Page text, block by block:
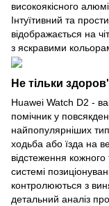
високоякісного
Інтуїтивний та
відображається на
з яскравими
Не тільки
Huawei Watch D2 -
помічник у
найпопулярніших
ходьба або їзда на
відстеження
системі
контролюються з
детальний аналіз